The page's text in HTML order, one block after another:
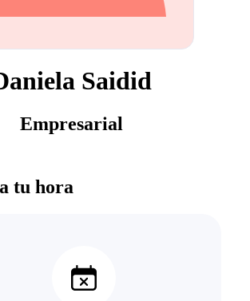
Saidid
Empresarial
tu hora